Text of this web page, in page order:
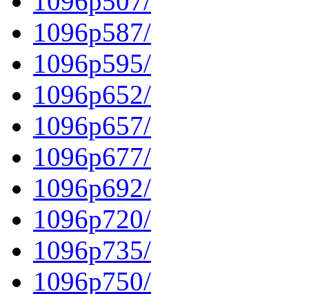
1096p587/
1096p595/
1096p652/
1096p657/
1096p677/
1096p692/
1096p720/
1096p735/
1096p750/